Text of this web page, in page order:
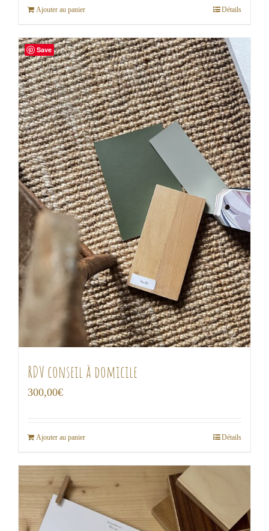
Ajouter au panier Détails
RDV conseil à domicile
300,00€
Ajouter au panier Détails
Save